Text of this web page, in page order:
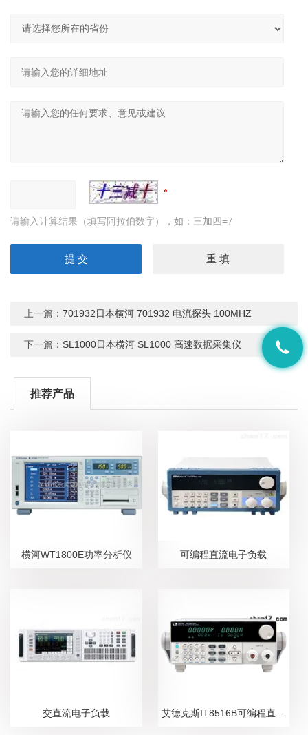
请输入计算结果（填写阿拉伯数字），如：三加四=7
上一篇：701932日本横河 701932 电流探头 100MHZ
下一篇： SL1000日本横河 SL1000 高速数据采集仪
推荐产品
横河WT1800E功率分析仪 可编程直流电子负载
交直流电子负载